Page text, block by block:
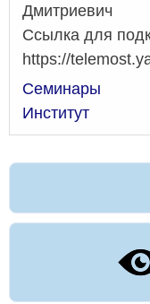
Дмитриевич
Ссылка для
https://
Семинары
Институт